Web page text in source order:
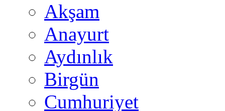
Akşam
Anayurt
Aydınlık
Birgün
Cumhuriyet